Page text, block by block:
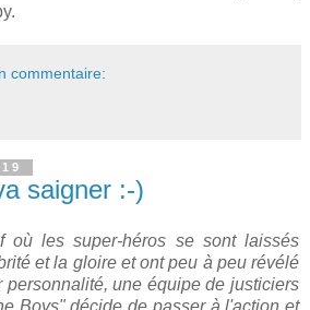
commentaire:
saigner :-)
où les super-héros se sont laissés
et la gloire et ont peu à peu révélé
personnalité, une équipe de justiciers